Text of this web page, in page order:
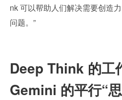
nk 可以帮助人们解决需要创造
问题。”
Deep Think 的工
Gemini 的平行“